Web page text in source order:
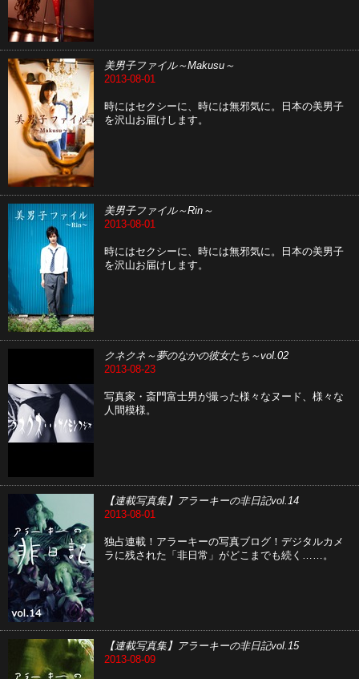
美男子ファイル～Makusu～
2013-08-01
時にはセクシーに、時には無邪気に。日本の美男子
を沢山お届けします。
美男子ファイル～Rin～
2013-08-01
時にはセクシーに、時には無邪気に。日本の美男子
を沢山お届けします。
クネクネ～夢のなかの彼女たち～vol.02
2013-08-23
写真家・斎門富士男が撮った様々なヌード、様々な
人間模様。
【連載写真集】アラーキーの非日記vol.14
2013-08-01
独占連載！アラーキーの写真ブログ！デジタルカメ
ラに残された「非日常」がどこまでも続く……。
【連載写真集】アラーキーの非日記vol.15
2013-08-09